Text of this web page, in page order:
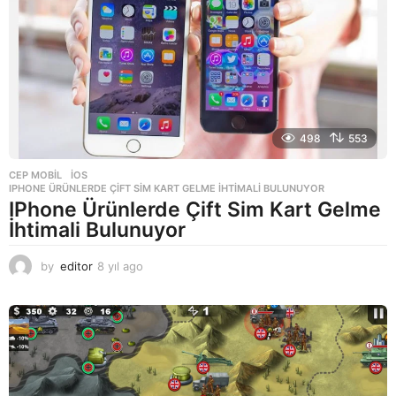
o
498 553
CEP MOBIL ,IOS
IPHONE ÜRÜNLERDE ÇIFT SIM KART GELME İHTIMALI BULUNUYOR
IPhone Ürünlerde Çift Sim Kart Gelme
İhtimali Bulunuyor
by editor 8 yıl ago
a
o